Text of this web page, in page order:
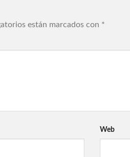
están marcados con *
Web